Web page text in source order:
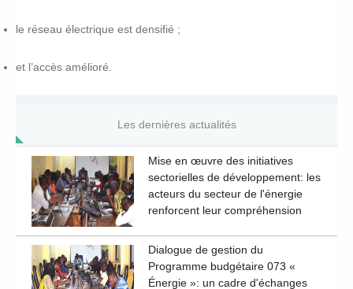
le réseau électrique est densifié ;
et l’accès amélioré.
Les dernières actualités
Mise en œuvre des initiatives
sectorielles de développement: les
acteurs du secteur de l'énergie
renforcent leur compréhension
Dialogue de gestion du
Programme budgétaire 073 «
Énergie »: un cadre d'échanges